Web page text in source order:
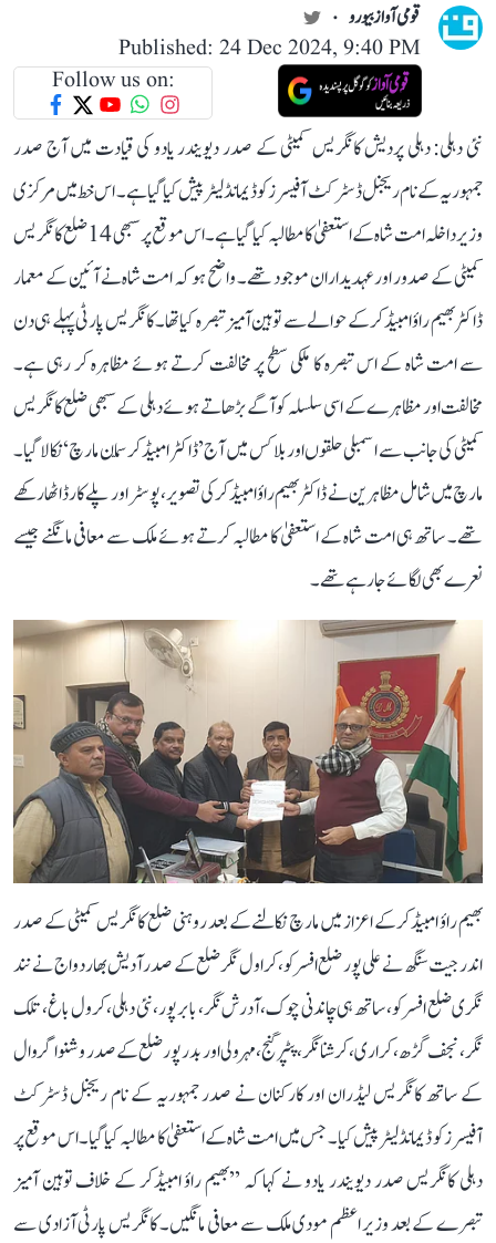
قومی آواز بیورو
Published: 24 Dec 2024, 9:40 PM
Follow us on:
نئی دہلی: دہلی پردیش کانگریس کمیٹی کے صدر دیویندر یادو کی قیادت میں آج صدر
جمہوریہ کے نام ریجنل ڈسٹرکٹ آفیسرز کو ڈیمانڈ لیٹر پیش کیا گیا ہے۔ اس خط میں مرکزی
وزیر داخلہ امت شاہ کے استعفیٰ کا مطالبہ کیا گیا ہے۔ اس موقع پر سبھی 14 ضلع کانگریس
کمیٹی کے صدور اور عہدیداران موجود تھے۔ واضح ہو کہ امت شاہ نے آئین کے معمار
ڈاکٹر بھیم راؤ امبیڈکر کے حوالے سے توہین آمیز تبصرہ کیا تھا۔ کانگریس پارٹی پہلے ہی دن
سے امت شاہ کے اس تبصرہ کا ملکی سطح پر مخالفت کرتے ہوئے مظاہرہ کر رہی ہے۔
مخالفت اور مظاہرے کے اسی سلسلہ کو آگے بڑھاتے ہوئے دہلی کے سبھی ضلع کانگریس
کمیٹی کی جانب سے اسمبلی حلقوں اور بلاکس میں آج ’ڈاکٹر امبیڈکر سمّان مارچ‘ نکالا گیا۔
مارچ میں شامل مظاہرین نے ڈاکٹر بھیم راؤ امبیڈکر کی تصویر، پوسٹر اور پلے کارڈ اٹھا رکھے
تھے۔ ساتھ ہی امت شاہ کے استعفیٰ کا مطالبہ کرتے ہوئے ملک سے معافی مانگنے جیسے
نعرے بھی لگائے جا رہے تھے۔
بھیم راؤ امبیڈکر کے اعزاز میں مارچ نکالنے کے بعد روہنی ضلع کانگریس کمیٹی کے صدر
اندرجیت سنگھ نے علی پور ضلع افسر کو، کراول نگر ضلع کے صدر آدیش بھاردواج نے نند
نگری ضلع افسر کو، ساتھ ہی چاندنی چوک، آدرش نگر، بابر پور، نئی دہلی، کرول باغ، تلک
نگر، نجف گڑھ، کراری، کرشنا نگر، پٹپر گنج، مہرولی اور بدرپور ضلع کے صدر وشنو اگروال
کے ساتھ کانگریس لیڈران اور کارکنان نے صدر جمہوریہ کے نام ریجنل ڈسٹرکٹ
آفیسرز کو ڈیمانڈ لیٹر پیش کیا۔ جس میں امت شاہ کے استعفیٰ کا مطالبہ کیا گیا۔ اس موقع پر
دہلی کانگریس صدر دیویندر یادو نے کہا کہ ’’بھیم راؤ امبیڈکر کے خلاف توہین آمیز
تبصرے کے بعد وزیر اعظم مودی ملک سے معافی مانگیں۔ کانگریس پارٹی آزادی سے